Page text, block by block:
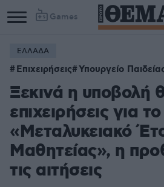
Games
ΕΛΛΑΔΑ
Επιχειρήσεις Υπουργείο
Ξεκινά η υποβολή
επιχειρήσεις για το
«Μεταλυκειακό
Μαθητείας», η
τις αιτήσεις